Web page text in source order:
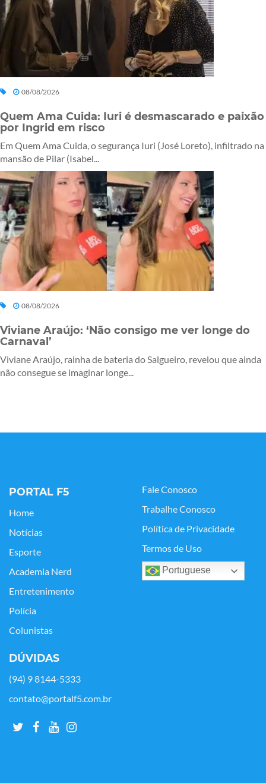
08/08/2026
Quem Ama Cuida: Iuri é desmascarado e paixão
por Ingrid em risco
Em Quem Ama Cuida, o segurança Iuri (José Loreto), infiltrado na
mansão de Pilar (Isabel...
08/08/2026
Viviane Araújo: ‘Não consigo me ver longe do
Carnaval’
Viviane Araújo, rainha de bateria do Salgueiro, revelou que ainda
não consegue se imaginar longe...
PORTAL F5
Home
Notícias
Esporte
Academia Nerd
Entretenimento
Polícia
Colunistas
Fale Conosco
Trabalhe Conosco
Política de Privacidade
Termos de Uso
Portuguese
DÚVIDAS
(94) 9 8144-5333
contato@portalf5.com.br